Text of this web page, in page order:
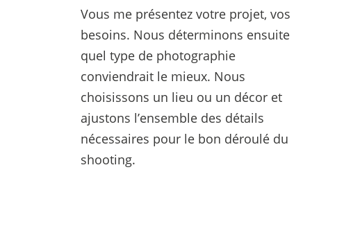
Vous me présentez votre projet, vos
besoins. Nous déterminons ensuite
quel type de photographie
conviendrait le mieux. Nous
choisissons un lieu ou un décor et
ajustons l’ensemble des détails
nécessaires pour le bon déroulé du
shooting.